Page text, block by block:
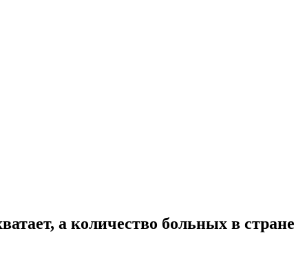
а количество больных в стране